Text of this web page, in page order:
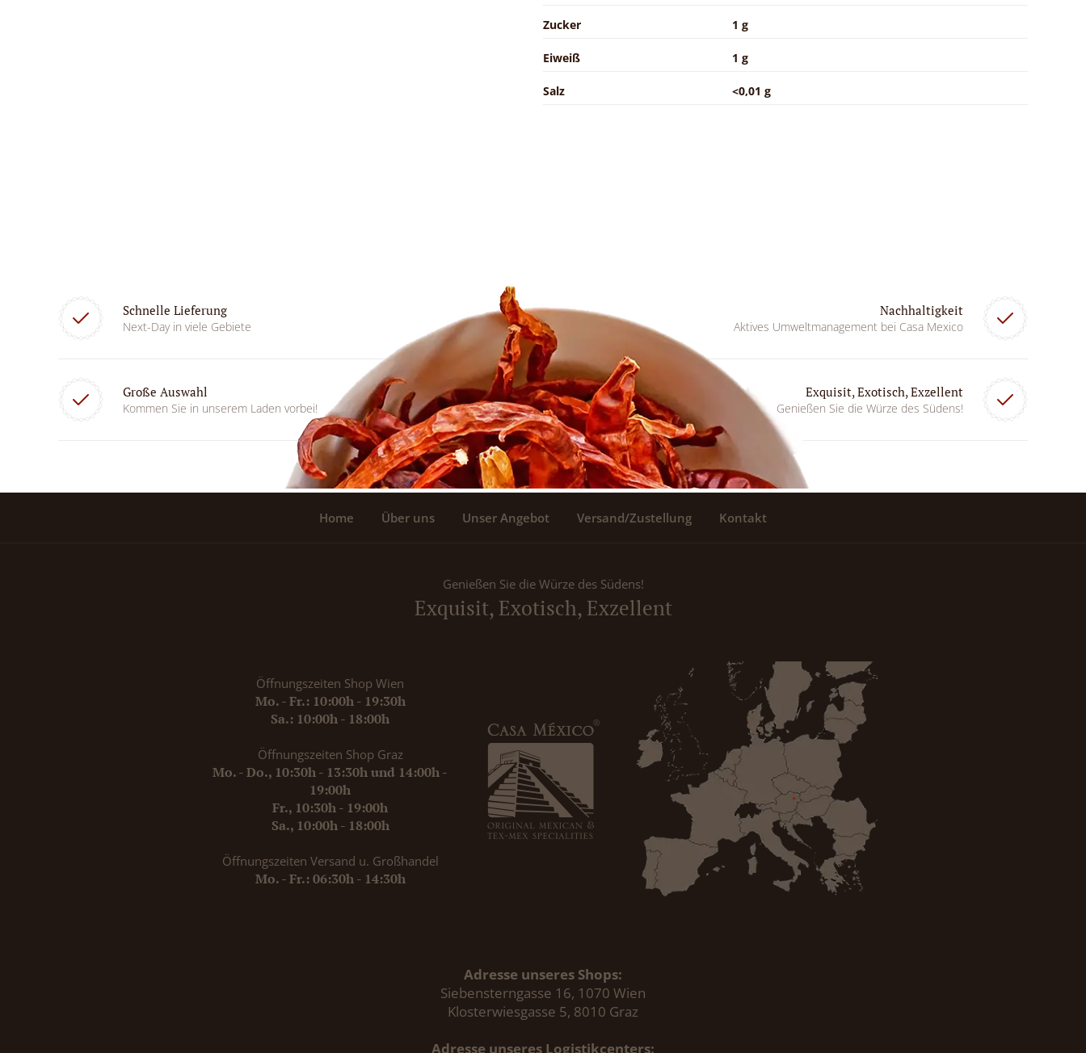
Zucker 1 g
Eiweiß 1 g
Salz <0,01 g
Schnelle Lieferung
Next-Day in viele Gebiete
Nachhaltigkeit
Aktives Umweltmanagement bei Casa Mexico
Große Auswahl
Kommen Sie in unserem Laden vorbei!
Exquisit, Exotisch, Exzellent
Genießen Sie die Würze des Südens!
Home Über uns Unser Angebot Versand/Zustellung Kontakt
Genießen Sie die Würze des Südens!
Exquisit, Exotisch, Exzellent
Öffnungszeiten Shop Wien
Mo. - Fr.: 10:00h - 19:30h
Sa.: 10:00h - 18:00h
Öffnungszeiten Shop Graz
Mo. - Do., 10:30h - 13:30h und 14:00h -
19:00h
Fr., 10:30h - 19:00h
Sa., 10:00h - 18:00h
Öffnungszeiten Versand u. Großhandel
Mo. - Fr.: 06:30h - 14:30h
Adresse unseres Shops:
Siebensterngasse 16, 1070 Wien
Klosterwiesgasse 5, 8010 Graz
Adresse unseres Logistikcenters: